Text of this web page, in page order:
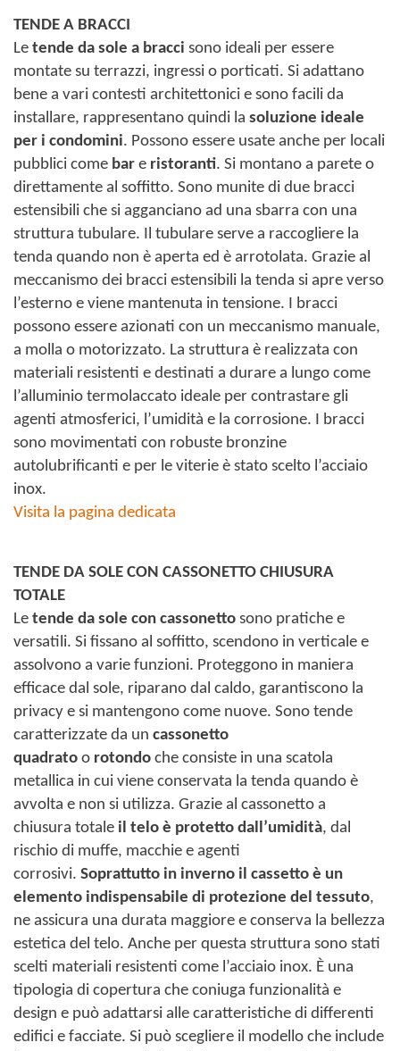
TENDE A BRACCI
Le tende da sole a bracci sono ideali per essere
montate su terrazzi, ingressi o porticati. Si adattano
bene a vari contesti architettonici e sono facili da
installare, rappresentano quindi la soluzione ideale
per i condomini. Possono essere usate anche per locali
pubblici come bar e ristoranti. Si montano a parete o
direttamente al soffitto. Sono munite di due bracci
estensibili che si agganciano ad una sbarra con una
struttura tubulare. Il tubulare serve a raccogliere la
tenda quando non è aperta ed è arrotolata. Grazie al
meccanismo dei bracci estensibili la tenda si apre verso
l’esterno e viene mantenuta in tensione. I bracci
possono essere azionati con un meccanismo manuale,
a molla o motorizzato. La struttura è realizzata con
materiali resistenti e destinati a durare a lungo come
l’alluminio termolaccato ideale per contrastare gli
agenti atmosferici, l’umidità e la corrosione. I bracci
sono movimentati con robuste bronzine
autolubrificanti e per le viterie è stato scelto l’acciaio
inox.
Visita la pagina dedicata
TENDE DA SOLE CON CASSONETTO CHIUSURA
TOTALE
Le tende da sole con cassonetto sono pratiche e
versatili. Si fissano al soffitto, scendono in verticale e
assolvono a varie funzioni. Proteggono in maniera
efficace dal sole, riparano dal caldo, garantiscono la
privacy e si mantengono come nuove. Sono tende
caratterizzate da un cassonetto
quadrato o rotondo che consiste in una scatola
metallica in cui viene conservata la tenda quando è
avvolta e non si utilizza. Grazie al cassonetto a
chiusura totale il telo è protetto dall’umidità, dal
rischio di muffe, macchie e agenti
corrosivi. Soprattutto in inverno il cassetto è un
elemento indispensabile di protezione del tessuto,
ne assicura una durata maggiore e conserva la bellezza
estetica del telo. Anche per questa struttura sono stati
scelti materiali resistenti come l’acciaio inox. È una
tipologia di copertura che coniuga funzionalità e
design e può adattarsi alle caratteristiche di differenti
edifici e facciate. Si può scegliere il modello che include